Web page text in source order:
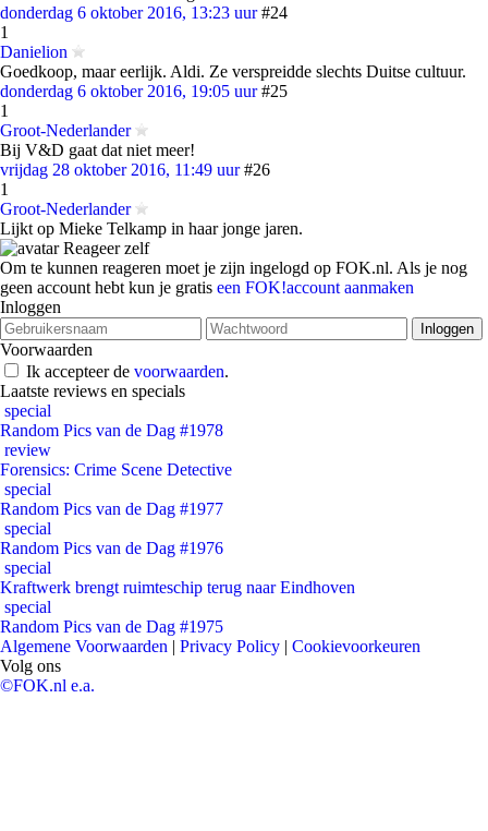
donderdag 6 oktober 2016, 13:23 uur #24
1
Danielion
Goedkoop, maar eerlijk. Aldi. Ze verspreidde slechts Duitse cultuur.
donderdag 6 oktober 2016, 19:05 uur #25
1
Groot-Nederlander
Bij V&D gaat dat niet meer!
vrijdag 28 oktober 2016, 11:49 uur #26
1
Groot-Nederlander
Lijkt op Mieke Telkamp in haar jonge jaren.
Reageer zelf
Om te kunnen reageren moet je zijn ingelogd op FOK.nl. Als je nog
geen account hebt kun je gratis een FOK!account aanmaken
Inloggen
Voorwaarden
Ik accepteer de voorwaarden.
Laatste reviews en specials
special
Random Pics van de Dag #1978
review
Forensics: Crime Scene Detective
special
Random Pics van de Dag #1977
special
Random Pics van de Dag #1976
special
Kraftwerk brengt ruimteschip terug naar Eindhoven
special
Random Pics van de Dag #1975
Algemene Voorwaarden | Privacy Policy | Cookievoorkeuren
Volg ons
©FOK.nl e.a.